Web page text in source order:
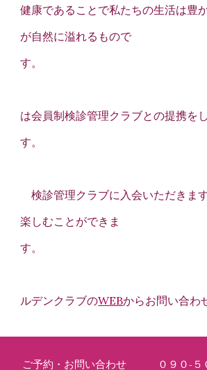
健康であることで私たちの生活は豊
が自然に溢れるもので
す
陶芸教室
は会員制検診管理クラブとの提携を
す
検診管理クラブに入会いただきま
楽しむことができま
す
詳しくは
ルデンクラブのWEBからお問い合わ
ご予約・お問い合わせ ０９０-